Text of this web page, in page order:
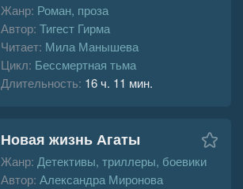
Жанр: Роман, проза
Автор: Тигест Гирма
Читает: Мила Манышева
Цикл: Бессмертная тьма
Длительность: 16 ч. 11 мин.
Новая жизнь Агаты
Жанр: Детективы, триллеры, боевики
Автор: Александра Миронова